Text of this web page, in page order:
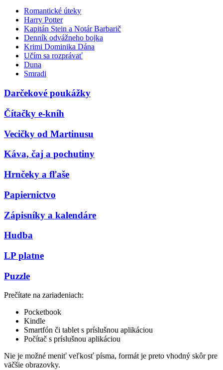
Romantické úteky
Harry Potter
Kapitán Stein a Notár Barbarič
Denník odvážneho bojka
Krimi Dominika Dána
Učím sa rozprávať
Duna
Smradi
Darčekové poukážky
Čítačky e-kníh
Vecičky od Martinusu
Káva, čaj a pochutiny
Hrnčeky a fľaše
Papiernictvo
Zápisníky a kalendáre
Hudba
LP platne
Puzzle
Prečítate na zariadeniach:
Pocketbook
Kindle
Smartfón či tablet s príslušnou aplikáciou
Počítač s príslušnou aplikáciou
Nie je možné meniť veľkosť písma, formát je preto vhodný skôr pre
väčšie obrazovky.